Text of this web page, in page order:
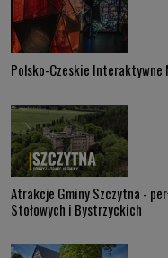
Polsko-Czeskie Interaktywne
Atrakcje Gminy Szczytna -
Stołowych i Bystrzyckich